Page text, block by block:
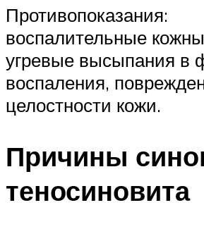
Противопоказания:
воспалительные
угревые высыпания в
воспаления,
целостности кожи.
Причины
теносиновита